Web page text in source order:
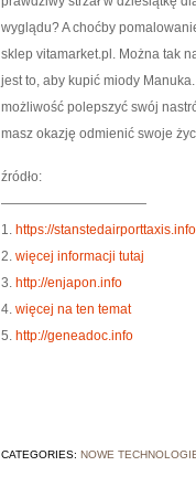
wyglądu? A choćby
sklep vitamarket.pl. Można tak
jest to, aby kupić miody
możliwość polepszyć swój
masz okazję odmienić swoje
źródło:
———————————
1. https://stanstedairporttaxis.info
2. więcej informacji tutaj
3. http://enjapon.info
4. więcej na ten temat
5. http://geneadoc.info
CATEGORIES: NOWE